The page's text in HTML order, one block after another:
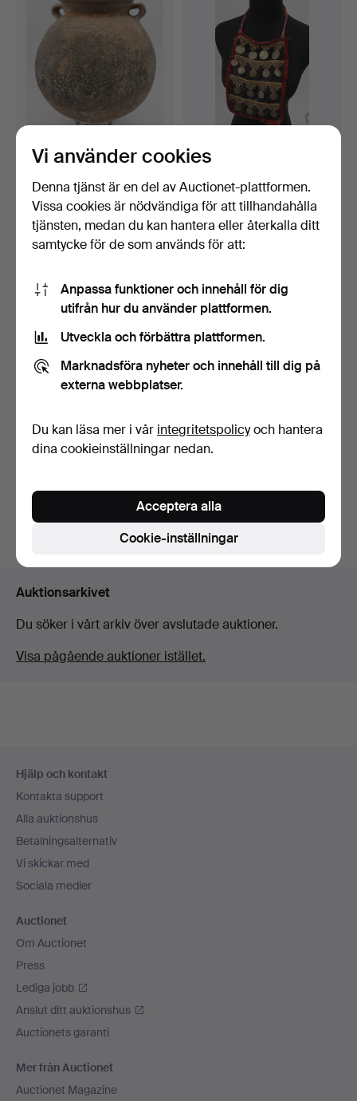
UTILITY AMPHORA
(troligen DRESSEL 20), avf…
Klubbades 10 jul 2016
1 bud
115 USD
MYNTHOLLIER,
metall/naturmaterial,
Nordafr…
Klubbades 28 jun 2016
1 bud
173 USD
Klubbades 17 maj 2016
Bevaka sökning
Auktionsarkivet
Du söker i vårt arkiv över avslutade auktioner.
Visa pågående auktioner istället.
Hjälp och kontakt
Kontakta support
Alla auktionshus
Betalningsalternativ
Vi skickar med
Sociala medier
Auctionet
Om Auctionet
Press
Lediga jobb
Anslut ditt auktionshus
Auctionets garanti
Mer från Auctionet
Auctionet Magazine
Vi använder cookies
Denna tjänst är en del av Auctionet-plattformen.
Vissa cookies är nödvändiga för att tillhandahålla
tjänsten, medan du kan hantera eller återkalla ditt
samtycke för de som används för att:
Anpassa funktioner och innehåll för dig
utifrån hur du använder plattformen.
Utveckla och förbättra plattformen.
Marknadsföra nyheter och innehåll till dig på
externa webbplatser.
Du kan läsa mer i vår integritetspolicyoch hantera
dina cookieinställningar nedan.
Cookie-inställningar
Acceptera alla